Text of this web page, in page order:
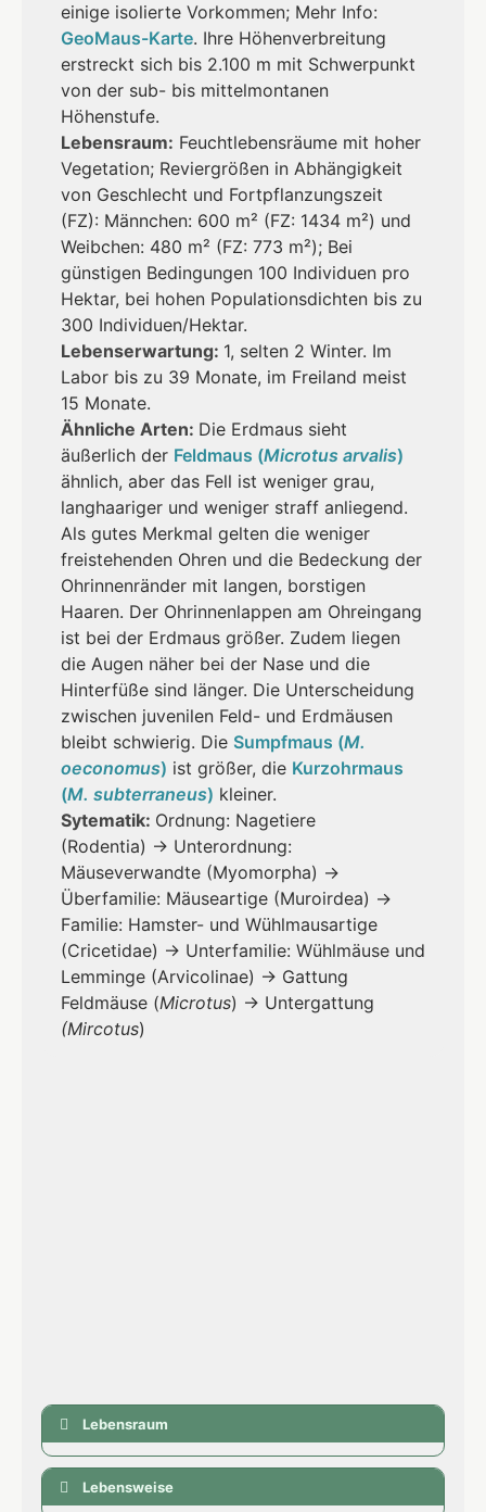
einige isolierte Vorkommen; Mehr Info:
GeoMaus-Karte. Ihre Höhenverbreitung
erstreckt sich bis 2.100 m mit Schwerpunkt
von der sub- bis mittelmontanen
Höhenstufe.
Lebensraum: Feuchtlebensräume mit hoher
Vegetation; Reviergrößen in Abhängigkeit
von Geschlecht und Fortpflanzungszeit
(FZ): Männchen: 600 m² (FZ: 1434 m²) und
Weibchen: 480 m² (FZ: 773 m²); Bei
günstigen Bedingungen 100 Individuen pro
Hektar, bei hohen Populationsdichten bis zu
300 Individuen/Hektar.
Lebenserwartung: 1, selten 2 Winter. Im
Labor bis zu 39 Monate, im Freiland meist
15 Monate.
Ähnliche Arten: Die Erdmaus sieht
äußerlich der Feldmaus (Microtus arvalis)
ähnlich, aber das Fell ist weniger grau,
langhaariger und weniger straff anliegend.
Als gutes Merkmal gelten die weniger
freistehenden Ohren und die Bedeckung der
Ohrinnenränder mit langen, borstigen
Haaren. Der Ohrinnenlappen am Ohreingang
ist bei der Erdmaus größer. Zudem liegen
die Augen näher bei der Nase und die
Hinterfüße sind länger. Die Unterscheidung
zwischen juvenilen Feld- und Erdmäusen
bleibt schwierig. Die Sumpfmaus (M.
oeconomus) ist größer, die Kurzohrmaus
(M. subterraneus) kleiner.
Sytematik: Ordnung: Nagetiere
(Rodentia) → Unterordnung:
Mäuseverwandte (Myomorpha) →
Überfamilie: Mäuseartige (Muroirdea) →
Familie: Hamster- und Wühlmausartige
(Cricetidae) → Unterfamilie: Wühlmäuse und
Lemminge (Arvicolinae) → Gattung
Feldmäuse (Microtus) → Untergattung
(Mircotus)
Lebensraum
Lebensweise